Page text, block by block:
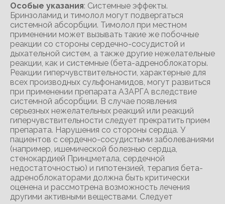
Особые указания: Системные эффекты.
Бринзоламид и тимолол могут подвергаться
системной абсорбции. Тимолол при местном
применении может вызывать такие же побочные
реакции со стороны сердечно-сосудистой и
дыхательной систем, а также другие нежелательные
реакции, как и системные (бета-адреноблокаторы.
Реакции гиперчувствительности, характерные для
всех производных сульфонамидов, могут развиться
при применении препарата АЗАРГА вследствие
системной абсорбции. В случае появления
серьезных нежелательных реакций или реакций
гиперчувствительности следует прекратить прием
препарата. Нарушения со стороны сердца. У
пациентов с сердечно-сосудистыми заболеваниями
(например, ишемической болезнью сердца,
стенокардией Принцметала, сердечной
недостаточностью) и гипотензией, терапия бета-
адреноблокаторами должна быть критически
оценена и рассмотрена возможность лечения
другими активными веществами. Следует